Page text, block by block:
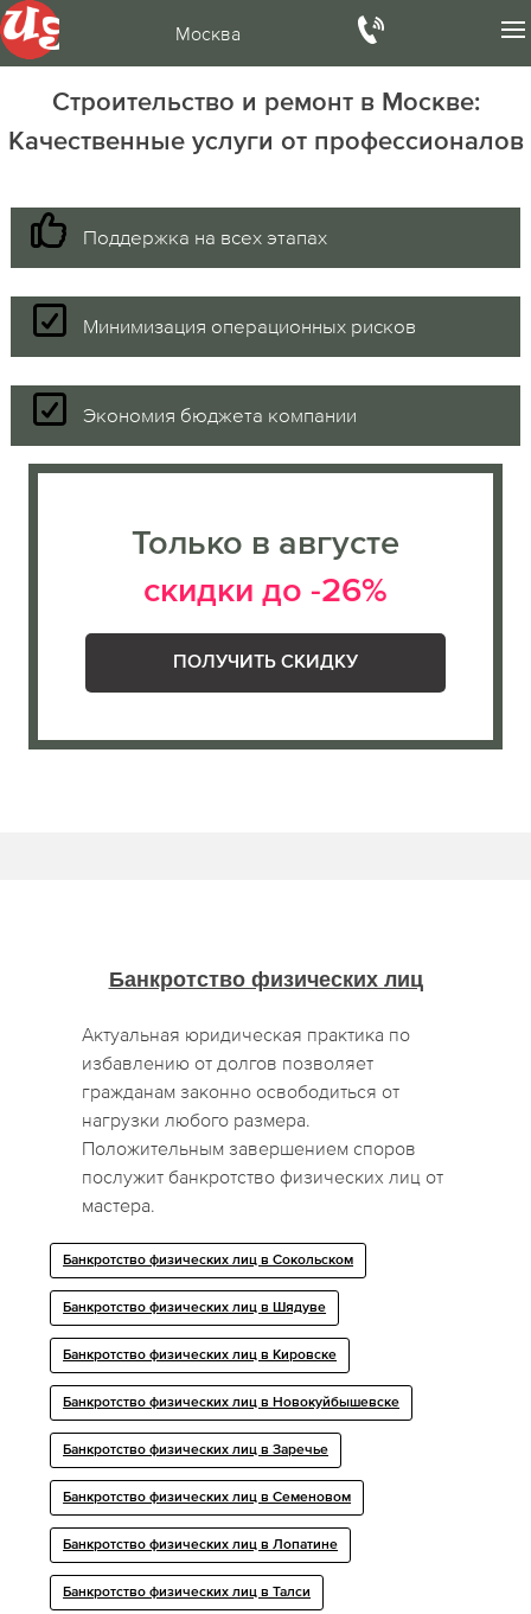
Москва
Строительство и ремонт в Москве:
Качественные услуги от профессионалов
Поддержка на всех этапах
Минимизация операционных рисков
Экономия бюджета компании
Только в августе
скидки до -26%
ПОЛУЧИТЬ СКИДКУ
Банкротство физических лиц
Актуальная юридическая практика по
избавлению от долгов позволяет
гражданам законно освободиться от
нагрузки любого размера.
Положительным завершением споров
послужит банкротство физических лиц от
мастера.
Банкротство физических лиц в Сокольском
Банкротство физических лиц в Шядуве
Банкротство физических лиц в Кировске
Банкротство физических лиц в Новокуйбышевске
Банкротство физических лиц в Заречье
Банкротство физических лиц в Семеновом
Банкротство физических лиц в Лопатине
Банкротство физических лиц в Талси